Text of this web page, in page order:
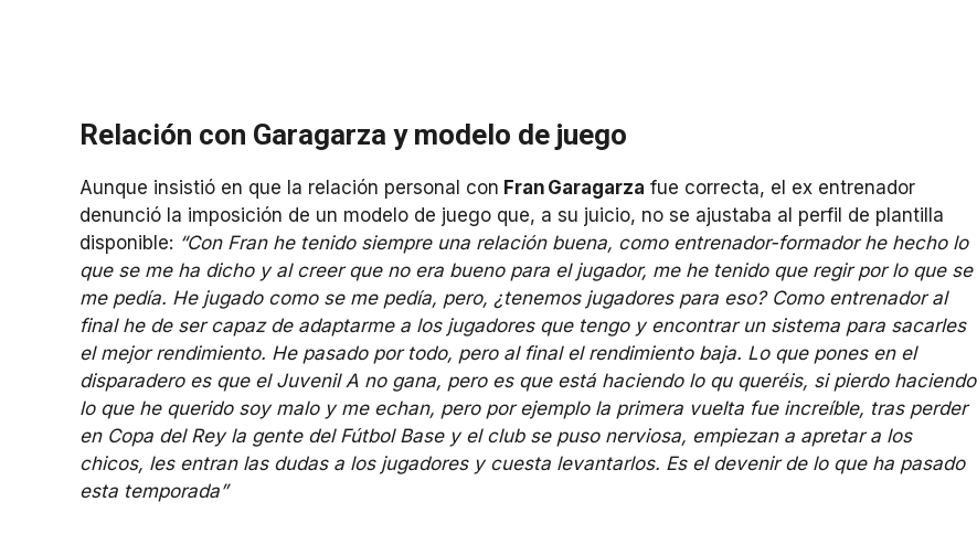
Relación con Garagarza y modelo de juego
Aunque insistió en que la relación personal con Fran Garagarza fue correcta, el ex entrenador
denunció la imposición de un modelo de juego que, a su juicio, no se ajustaba al perfil de plantilla
disponible: “Con Fran he tenido siempre una relación buena, como entrenador-formador he hecho lo
que se me ha dicho y al creer que no era bueno para el jugador, me he tenido que regir por lo que se
me pedía. He jugado como se me pedía, pero, ¿tenemos jugadores para eso? Como entrenador al
final he de ser capaz de adaptarme a los jugadores que tengo y encontrar un sistema para sacarles
el mejor rendimiento. He pasado por todo, pero al final el rendimiento baja. Lo que pones en el
disparadero es que el Juvenil A no gana, pero es que está haciendo lo qu queréis, si pierdo haciendo
lo que he querido soy malo y me echan, pero por ejemplo la primera vuelta fue increíble, tras perder
en Copa del Rey la gente del Fútbol Base y el club se puso nerviosa, empiezan a apretar a los
chicos, les entran las dudas a los jugadores y cuesta levantarlos. Es el devenir de lo que ha pasado
esta temporada”